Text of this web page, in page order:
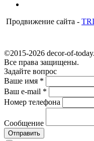
Продвижение сайта -
©2015-2026 decor-of-
Все права защищены.
Задайте вопрос
Ваше имя *
Ваш e-mail *
Номер телефона
Сообщение